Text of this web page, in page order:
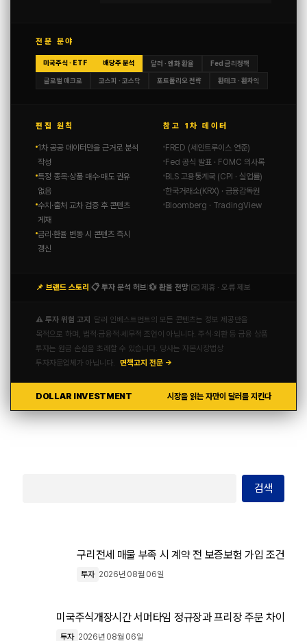
전문 분야
미국주식 · ETF 배당주 분석 달러 · 엔화 환율 Fed 금리정책
글로벌 매크로 코스피 · 코스닥 포트폴리오 전략 환테크 · 환차익
편집 원칙
1차 공공 데이터만을 근거로 분석
작성
특정 종목·상품 매수·매도 권유
없음
수치·출처 교차 검증 후 콘텐츠
게재
금리·환율 변동 시 콘텐츠 즉시
갱신
참고 1차 데이터
FRED (세인트루이스 연준)
Fed 공식 발표 · FOMC 의사록
BLS 고용통계국 (CPI · 실업률)
한국거래소(KRX) · 금융감독원
Bloomberg · TradingView
📌 브랜드 스토리 📋 투자 분석 허브 💱 환율 전망 ✉️ 제휴 · 오류 제보
⚠️ 투자 위험 고지
달러 인베스트먼트의 모든 콘텐츠는 정보 제공만을
목적으로 하며, 법적·금융적·세무적 조언이 아닙니다. 주식·외환 등 금융 상품
투자는 원금 손실을 초래할 수 있습니다. 당사는 자본시장법상
투자자문업체가 아닙니다. 면책고지 전문 →
DOLLAR INVESTMENT 시장을 읽는 자만이 달러를 지킨다
검색
구리전세 매물 부족 시 계약 전 보증보험 가입 조건
투자 2026년 08월 06일
미국주식개장시간 서머타임 정규장과 프리장 주문 차이
투자 2026년 08월 06일